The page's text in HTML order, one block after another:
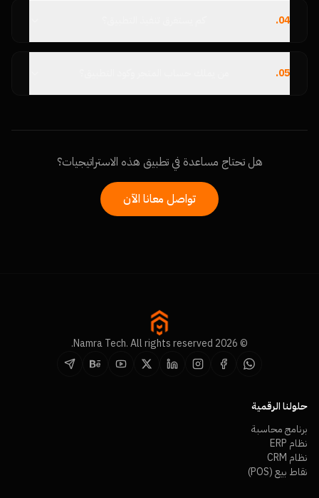
04
.
05
.
هل تحتاج مساعدة في تطبيق هذه الاستراتيجيات؟
تواصل معانا الآن
© 2026 Namra Tech. All rights reserved.
حلولنا الرقمية
برنامج محاسبة
نظام ERP
نظام CRM
نقاط بيع (POS)